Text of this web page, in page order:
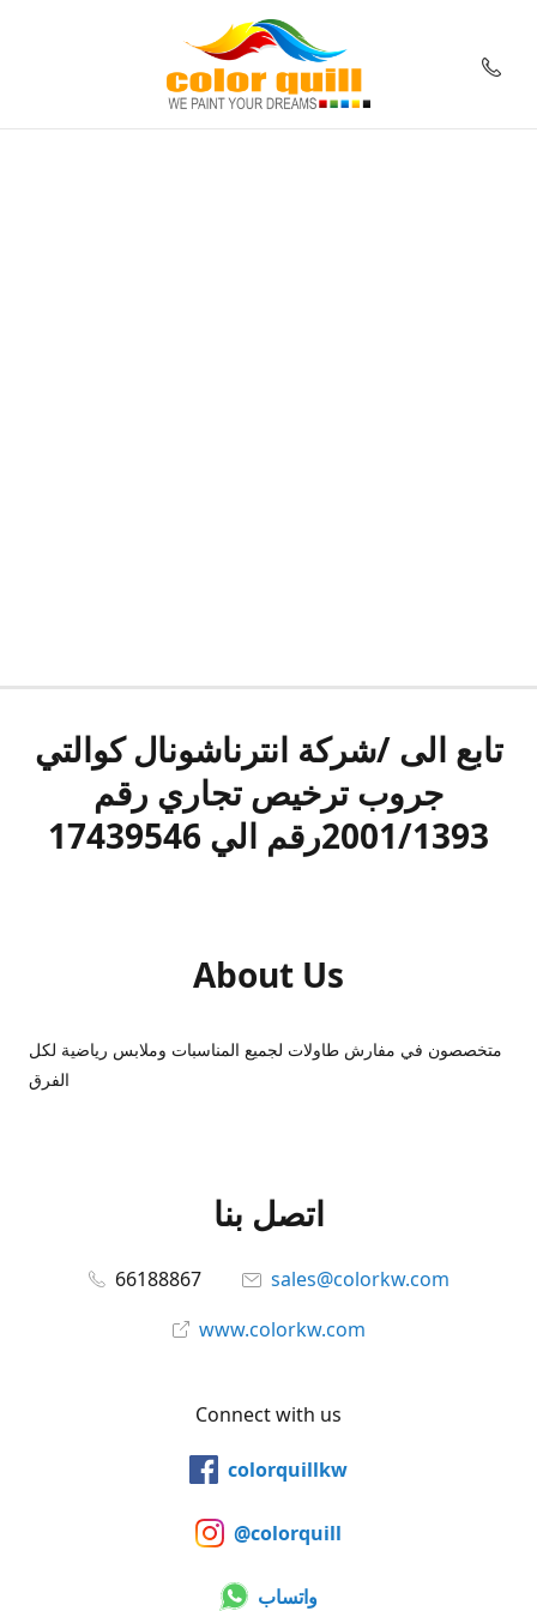
تابع الى /شركة انترناشونال كوالتي
جروب ترخيص تجاري رقم
2001/1393رقم الي 17439546
About Us
متخصصون في مفارش طاولات لجميع المناسبات وملابس رياضية لكل
الفرق
اتصل بنا
66188867
sales@colorkw.com
www.colorkw.com
Connect with us
colorquillkw
@colorquill
واتساب